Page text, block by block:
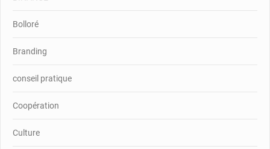
Bolloré
Branding
conseil pratique
Coopération
Culture